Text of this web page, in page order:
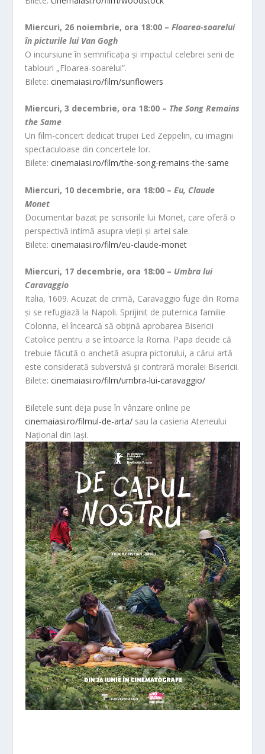
Miercuri, 26 noiembrie, ora 18:00 –Floarea-soarelui
în picturile lui Van Gogh
O incursiune în semnificația și impactul celebrei serii de
tablouri „Floarea-soarelui”.
Bilete:cinemaiasi.ro/film/sunflowers
Miercuri, 3 decembrie, ora 18:00 – The Song Remains
the Same
Un film-concert dedicat trupei Led Zeppelin, cu imagini
spectaculoase din concertele lor.
Bilete:cinemaiasi.ro/film/the-song-remains-the-same
Miercuri, 10 decembrie, ora 18:00 –Eu, Claude
Monet
Documentar bazat pe scrisorile lui Monet, care oferă o
perspectivă intimă asupra vieții și artei sale.
Bilete:cinemaiasi.ro/film/eu-claude-monet
Miercuri, 17 decembrie, ora 18:00 – Umbra lui
Caravaggio
Italia, 1609. Acuzat de crimă, Caravaggio fuge din Roma
și se refugiază la Napoli. Sprijinit de puternica familie
Colonna, el încearcă să obțină aprobarea Bisericii
Catolice pentru a se întoarce la Roma. Papa decide că
trebuie făcută o anchetă asupra pictorului, a cărui artă
este considerată subversivă și contrară moralei Bisericii.
Bilete:cinemaiasi.ro/film/umbra-lui-caravaggio/
Biletele sunt deja puse în vânzare online pe
cinemaiasi.ro/filmul-de-arta/ sau la casieria Ateneului
Național din Iași.